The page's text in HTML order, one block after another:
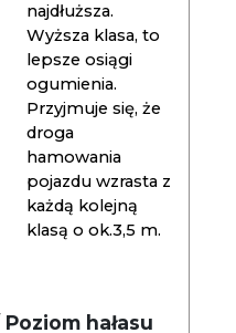
najdłuższa.
Wyższa klasa, to
lepsze osiągi
ogumienia.
Przyjmuje się, że
droga
hamowania
pojazdu wzrasta z
każdą kolejną
klasą o ok.3,5 m.
hałasu